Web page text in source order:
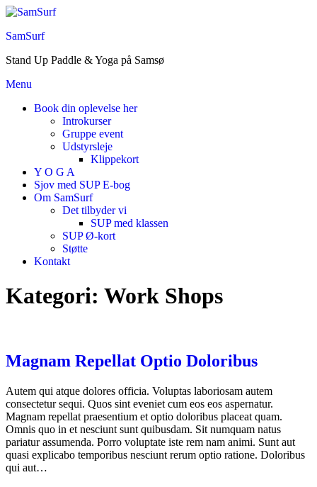
Spring
indholdet
SamSurf
Stand Up Paddle & Yoga på Samsø
Menu
Book din oplevelse her
Introkurser
Gruppe event
Udstyrsleje
Klippekort
Y O G A
Sjov med SUP E-bog
Om SamSurf
Det tilbyder vi
SUP med klassen
SUP Ø-kort
Støtte
Kontakt
Kategori: Work Shops
Magnam Repellat Optio Doloribus
Autem qui atque dolores officia. Voluptas laboriosam autem
consectetur sequi. Quos sint eveniet cum eos eos aspernatur.
Magnam repellat praesentium et optio doloribus placeat quam.
Omnis quo in et nesciunt sunt quibusdam. Sit numquam natus
pariatur assumenda. Porro voluptate iste rem nam animi. Sunt aut
quasi explicabo temporibus nesciunt rerum optio ratione. Doloribus
qui aut…